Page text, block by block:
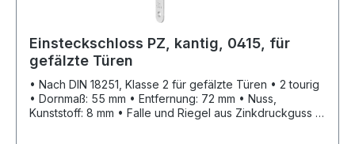
Einsteckschloss PZ, kantig, 0415, für
gefälzte Türen
• Nach DIN 18251, Klasse 2 für gefälzte Türen • 2 tourig
• Dornmaß: 55 mm • Entfernung: 72 mm • Nuss,
Kunststoff: 8 mm • Falle und Riegel aus Zinkdruckguss •